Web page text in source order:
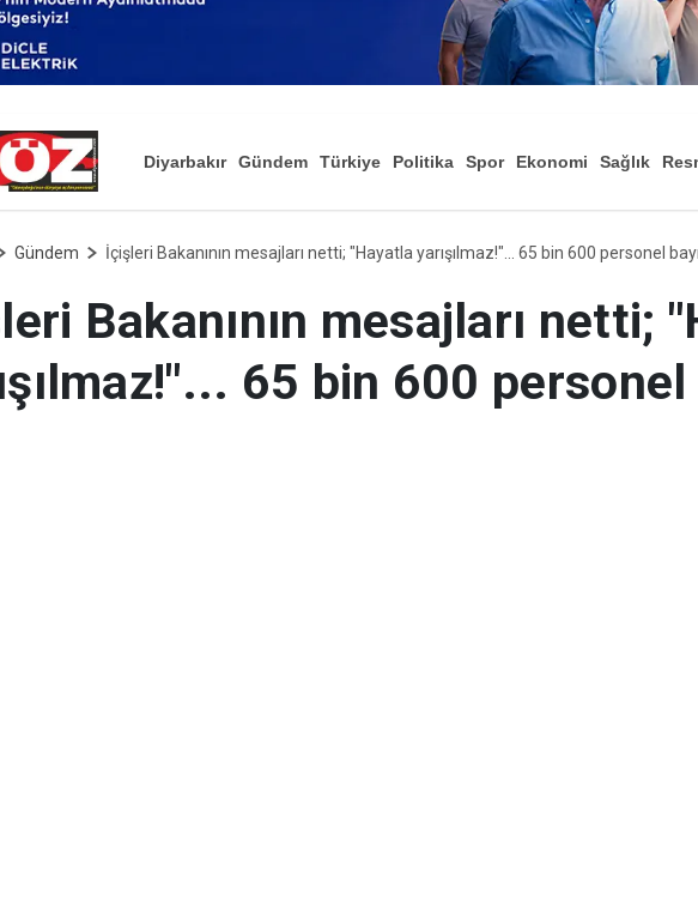
Diyarbakır Gündem Türkiye Politika Spor Ekonomi Sağlık
Gündem
Bakanının mesajları netti;
65 bin 600